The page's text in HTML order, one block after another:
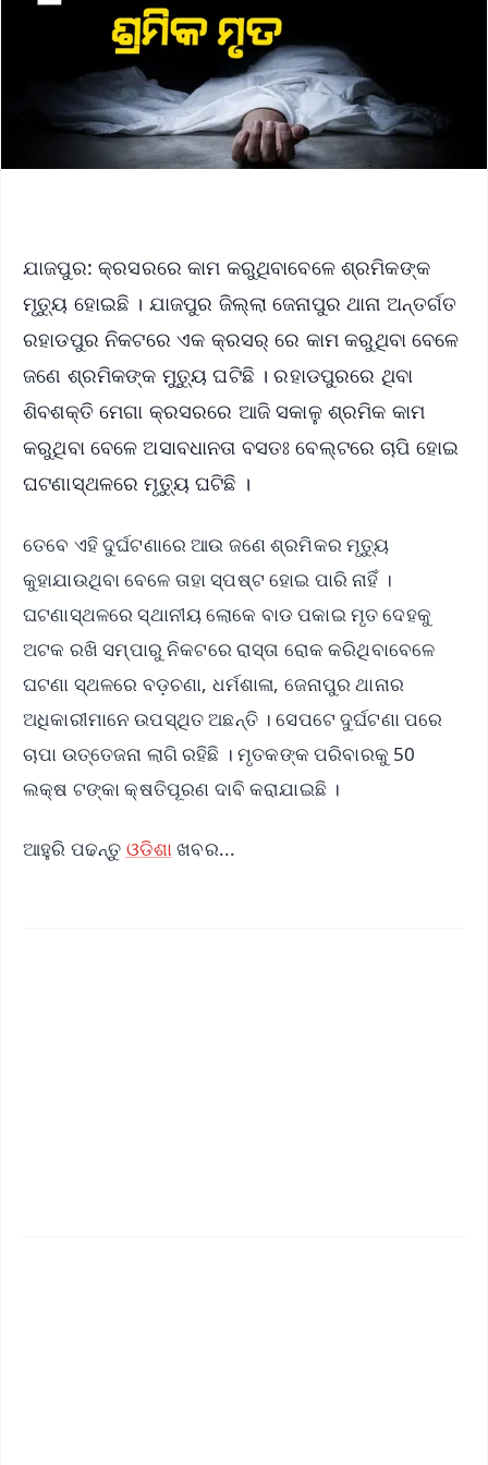
ଯାଜପୁର: କ୍ରସରରେ କାମ କରୁଥିବାବେଳେ ଶ୍ରମିକଙ୍କ
ମୃତ୍ୟୁ ହୋଇଛି । ଯାଜପୁର ଜିଲ୍ଲା ଜେନାପୁର ଥାନା ଅନ୍ତର୍ଗତ
ରହାଡପୁର ନିକଟରେ ଏକ କ୍ରସର୍ ରେ କାମ କରୁଥିବା ବେଳେ
ଜଣେ ଶ୍ରମିକଙ୍କ ମୁତ୍ୟୁ ଘଟିଛି । ରହାଡପୁରରେ ଥିବା
ଶିବଶକ୍ତି ମେଗା କ୍ରସରରେ ଆଜି ସକାଳୁ ଶ୍ରମିକ କାମ
କରୁଥିବା ବେଳେ ଅସାବଧାନତା ବସତଃ ବେଲ୍ଟରେ ଚାପି ହୋଇ
ଘଟଣାସ୍ଥଳରେ ମୃତ୍ୟୁ ଘଟିଛି ।
ତେବେ ଏହି ଦୁର୍ଘଟଣାରେ ଆଉ ଜଣେ ଶ୍ରମିକର ମୃତ୍ୟୁ
କୁହାଯାଉଥିବା ବେଳେ ତାହା ସ୍ପଷ୍ଟ ହୋଇ ପାରି ନାହିଁ ।
ଘଟଣାସ୍ଥଳରେ ସ୍ଥାନୀୟ ଲୋକେ ବାଡ ପକାଇ ମୃତ ଦେହକୁ
ଅଟକ ରଖି ସମ୍ପାରୁ ନିକଟରେ ରାସ୍ତା ରୋକ କରିଥିବାବେଳେ
ଘଟଣା ସ୍ଥଳରେ ବଡ଼ଚଣା, ଧର୍ମଶାଳା, ଜେନାପୁର ଥାନାର
ଅଧିକାରୀମାନେ ଉପସ୍ଥିତ ଅଛନ୍ତି । ସେପଟେ ଦୁର୍ଘଟଣା ପରେ
ଚାପା ଉତ୍ତେଜନା ଲାଗି ରହିଛି । ମୃତକଙ୍କ ପରିବାରକୁ 50
ଲକ୍ଷ ଟଙ୍କା କ୍ଷତିପୂରଣ ଦାବି କରାଯାଇଛି ।
ଆହୁରି ପଢନ୍ତୁ ଓଡିଶା ଖବର...